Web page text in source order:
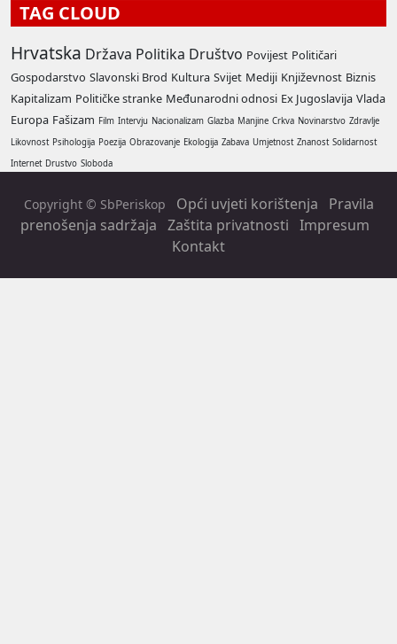
TAG CLOUD
Hrvatska Država Politika Društvo Povijest Političari
Gospodarstvo Slavonski Brod Kultura Svijet Mediji Književnost Biznis
Kapitalizam Političke stranke Međunarodni odnosi Ex Jugoslavija Vlada
Europa Fašizam Film Intervju Nacionalizam Glazba Manjine Crkva Novinarstvo Zdravlje
Likovnost Psihologija Poezija Obrazovanje Ekologija Zabava Umjetnost Znanost Solidarnost
Internet Drustvo Sloboda
Copyright © SbPeriskop Opći uvjeti korištenja
Pravila
prenošenja sadržaja Zaštita privatnosti Impresum
Kontakt